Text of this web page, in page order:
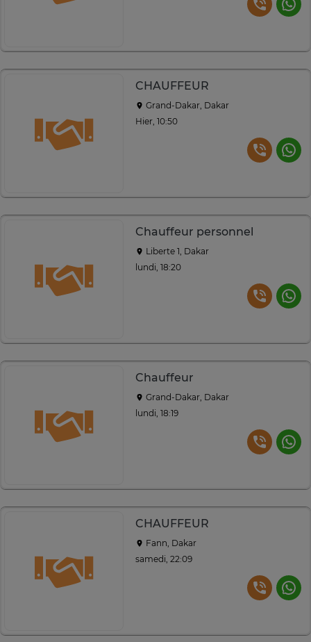
CHAUFFEUR
Grand-Dakar, Dakar
Hier, 10:50
Chauffeur personnel
Liberte 1, Dakar
lundi, 18:20
Chauffeur
Grand-Dakar, Dakar
lundi, 18:19
CHAUFFEUR
Fann, Dakar
samedi, 22:09